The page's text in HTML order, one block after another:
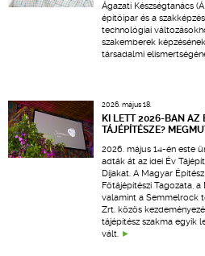
Ágazati Készségtanács
építőipar és a
technológiai
szakemberek
társadalmi
2026. május 18.
KI LETT 2026-BAN AZ
TÁJÉPÍTÉSZE?
2026. május 14-én este
adták át az idei Év
Díjakat. A Magyar
Főtájépítészi Tagozata,
valamint a Semmelrock
Zrt. közös
tájépítész szakma egyik
vált.